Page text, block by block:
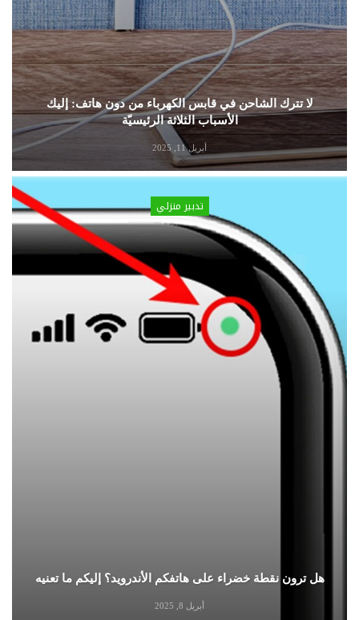
لا تترك الشاحن في قابس الكهرباء من دون هاتف: إليك
الأسباب الثلاثة الرئيسيّة
أبريل 11, 2025
تدبير منزلي
هل ترون نقطة خضراء على هاتفكم الأندرويد؟ إليكم ما تعنيه
أبريل 8, 2025